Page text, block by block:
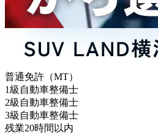
普通免許（MT）
1級自動車整備士
2級自動車整備士
3級自動車整備士
残業20時間以内